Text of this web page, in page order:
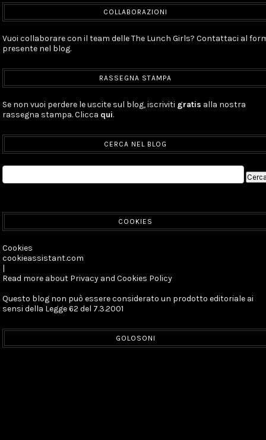
COLLABORAZIONI
Vuoi collaborare con il team delle The Lunch Girls? Contattaci al
presente nel blog.
RASSEGNA STAMPA
Se non vuoi perdere le uscite sul blog, iscriviti gratis alla nostra
rassegna stampa. Clicca qui.
CERCA NEL BLOG
COOKIES
Cookies
cookieassistant.com
|
Read more about Privacy and Cookies Policy
Questo blog non può essere considerato un prodotto editoriale ai
sensi della Legge 62 del 7.3.2001
GOLOSONI